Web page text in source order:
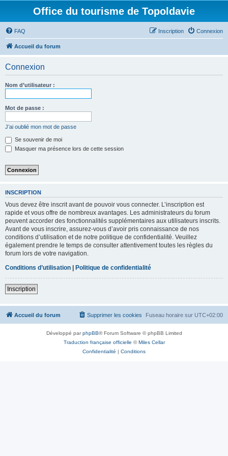
Office du tourisme de Topoldavie
FAQ Connexion
Inscription
Accueil du forum
Connexion
Nom d’utilisateur :
Mot de passe :
J’ai oublié mon mot de passe
Se souvenir de moi
Masquer ma présence lors de cette session
INSCRIPTION
Vous devez être inscrit avant de pouvoir vous connecter. L’inscription est
rapide et vous offre de nombreux avantages. Les administrateurs du forum
peuvent accorder des fonctionnalités supplémentaires aux utilisateurs inscrits.
Avant de vous inscrire, assurez-vous d’avoir pris connaissance de nos
conditions d’utilisation et de notre politique de confidentialité. Veuillez
également prendre le temps de consulter attentivement toutes les règles du
forum lors de votre navigation.
Conditions d’utilisation | Politique de confidentialité
Inscription
Accueil du forum Fuseau horaire sur UTC+02:00
Supprimer les cookies
Développé parphpBB® Forum Software © phpBB Limited
Traduction française officielle ©Miles Cellar
Confidentialité | Conditions